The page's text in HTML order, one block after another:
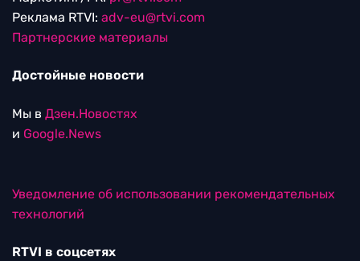
Реклама RTVI: adv-eu@rtvi.com
Партнерские материалы
Достойные новости
Мы в Дзен.Новостях
и Google.News
Уведомление об использовании рекомендательных
технологий
RTVI в соцсетях